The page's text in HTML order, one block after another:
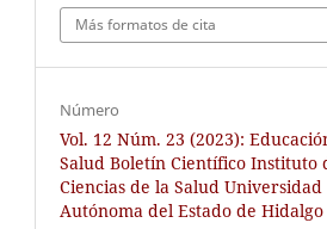
Más formatos de cita
Número
Vol. 12 Núm. 23 (2023):
Salud Boletín Científico Instituto
Ciencias de la Salud Universidad
Autónoma del Estado de Hidalgo